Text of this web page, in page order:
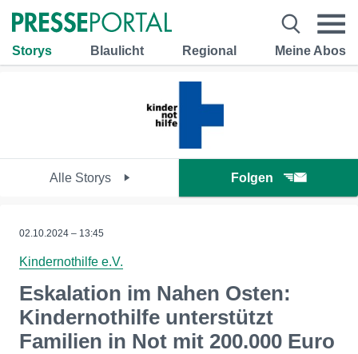
Storys Blaulicht Regional Meine Abos
Alle Storys Folgen
02.10.2024 – 13:45
Kindernothilfe e.V.
Eskalation im Nahen Osten:
Kindernothilfe unterstützt
Familien in Not mit 200.000 Euro